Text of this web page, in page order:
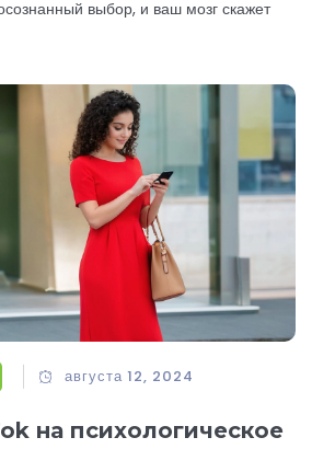
выбор, и ваш мозг скажет
августа 12, 2024
на психологическое